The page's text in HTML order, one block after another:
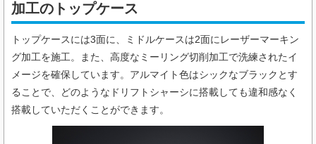
加工のトップケース
トップケースには3面に、ミドルケースは2面にレーザーマーキン
グ加工を施工。また、高度なミーリング切削加工で洗練されたイ
メージを確保しています。アルマイト色はシックなブラックとす
ることで、どのようなドリフトシャーシに搭載しても違和感なく
搭載していただくことができます。